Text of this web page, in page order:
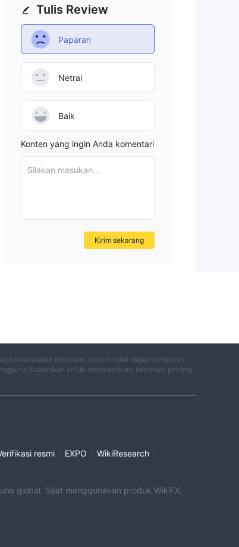
Tulis Review
Paparan
Netral
Baik
Konten yang ingin Anda komentari
Silakan masukan...
Kirim sekarang
keakuratan informasi, namun tidak dapat menjamin
disarankan untuk memverifikasi informasi penting
resmi EXPO WikiResearch
global. Saat menggunakan produk WikiFX,